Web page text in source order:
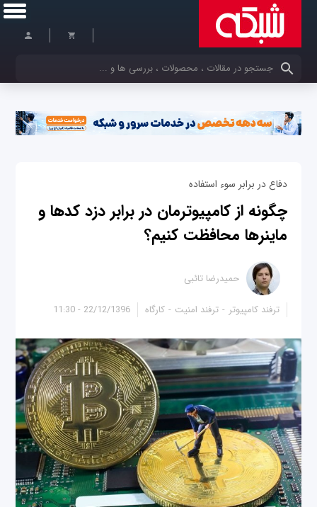
کلمات کلیدی خود را وارد کنید
دفاع در برابر سوء استفاده
چگونه از کامپیوترمان در برابر دزد کدها و
ماینرها محافظت کنیم؟
22/12/1396 - 11:30
حمیدرضا تائبی
ترفند کامپیوتر ترفند امنیت کارگاه